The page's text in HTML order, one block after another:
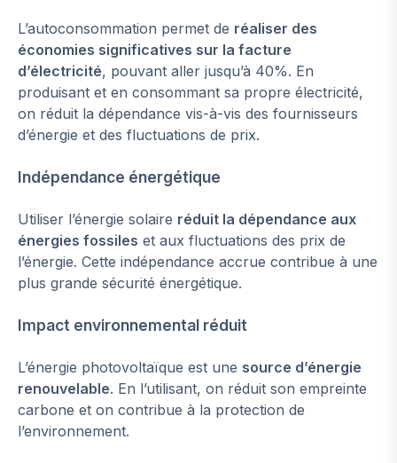
L’autoconsommation permet de réaliser des
économies significatives sur la facture
d’électricité, pouvant aller jusqu’à 40%. En
produisant et en consommant sa propre électricité,
on réduit la dépendance vis-à-vis des fournisseurs
d’énergie et des fluctuations de prix.
Indépendance énergétique
Utiliser l’énergie solaire réduit la dépendance aux
énergies fossiles et aux fluctuations des prix de
l’énergie. Cette indépendance accrue contribue à une
plus grande sécurité énergétique.
Impact environnemental réduit
L’énergie photovoltaïque est une source d’énergie
renouvelable. En l’utilisant, on réduit son empreinte
carbone et on contribue à la protection de
l’environnement.